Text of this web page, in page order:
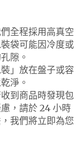
全程採用高真空
袋可能因冷度或
隙。
」放在盤子或容
淨。
到商品時發現包
，請於 24 小時
我們將立即為您